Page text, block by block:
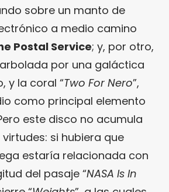
sobre un manto de
a medio camino
Postal Service; y, por otro,
por una galáctica
y la coral “Two For Nero”,
como principal elemento
este disco no acumula
si hubiera que
estaría relacionada con
del pasaje “NASA Is In